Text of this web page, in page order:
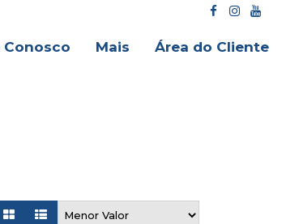
Área do Cliente
Mais